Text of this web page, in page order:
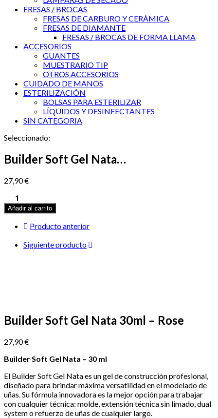
FRESAS / BROCAS
FRESAS DE CARBURO Y CERÁMICA
FRESAS DE DIAMANTE
FRESAS / BROCAS DE FORMA LLAMA
ACCESORIOS
GUANTES
MUESTRARIO TIP
OTROS ACCESORIOS
CUIDADO DE MANOS
ESTERILIZACIÓN
BOLSAS PARA ESTERILIZAR
LÍQUIDOS Y DESINFECTANTES
SIN CATEGORIA
Seleccionado:
Builder Soft Gel Nata…
27,90€
Builder
Soft
Gel
Nata
Añadir al carrito
Producto anterior
Siguiente producto
Builder Soft Gel Nata 30ml – Rose
27,90€
Builder Soft Gel Nata – 30 ml
El Builder Soft Gel Nata es un gel de construcción profesional,
diseñado para brindar máxima versatilidad en el modelado de
uñas. Su fórmula innovadora es la mejor opción para trabajar
con cualquier técnica: molde, extensión técnica sin limado, dual
system o refuerzo de uñas de cualquier largo.